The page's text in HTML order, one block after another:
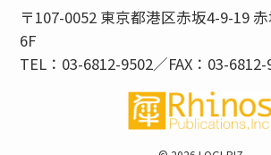
〒107-0052 東京都港区赤坂4-9-19
6F
TEL：03-6812-9502／FAX：03-6812-